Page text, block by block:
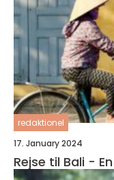
redaktionel
17. January 2024
Rejse til Bali -